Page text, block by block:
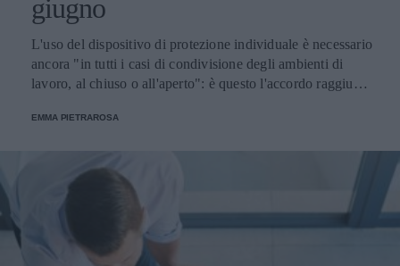
giugno
L'uso del dispositivo di protezione individuale è necessario
ancora "in tutti i casi di condivisione degli ambienti di
lavoro, al chiuso o all'aperto": è questo l'accordo raggiunto
dello Sviluppo Economico, con cui si conferma per ora il
EMMA PIETRAROSA